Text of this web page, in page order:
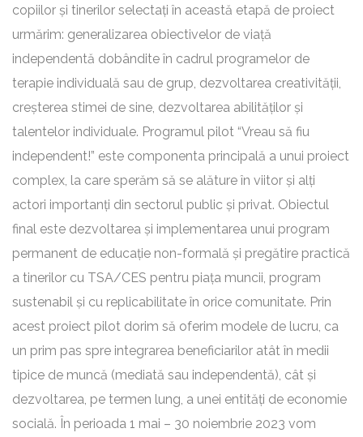
copiilor și tinerilor selectați în această etapă de proiect
urmărim: generalizarea obiectivelor de viață
independentă dobândite în cadrul programelor de
terapie individuală sau de grup, dezvoltarea creativității,
creșterea stimei de sine, dezvoltarea abilităților și
talentelor individuale. Programul pilot “Vreau să fiu
independent!” este componenta principală a unui proiect
complex, la care sperăm să se alăture în viitor și alți
actori importanți din sectorul public și privat. Obiectul
final este dezvoltarea și implementarea unui program
permanent de educație non-formală și pregătire practică
a tinerilor cu TSA/CES pentru piața muncii, program
sustenabil și cu replicabilitate în orice comunitate. Prin
acest proiect pilot dorim să oferim modele de lucru, ca
un prim pas spre integrarea beneficiarilor atât în medii
tipice de muncă (mediată sau independentă), cât și
dezvoltarea, pe termen lung, a unei entități de economie
socială. În perioada 1 mai – 30 noiembrie 2023 vom